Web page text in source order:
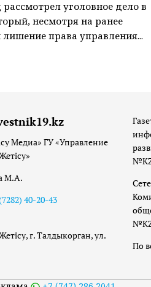
уголовное дело в
несмотря на ранее
права управления...
Медиа» ГУ «Управление
М.А.
40-20-43
г. Талдыкорган, ул.
По